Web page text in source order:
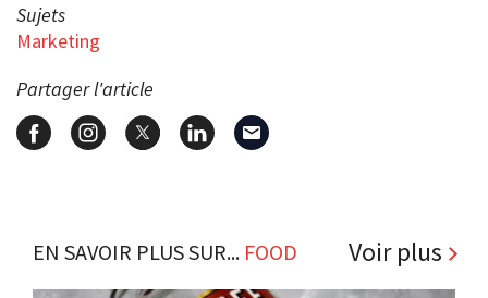
Sujets
Marketing
Partager l'article
EN SAVOIR PLUS SUR... FOOD Voir plus